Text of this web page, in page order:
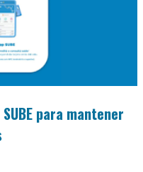
para mantener